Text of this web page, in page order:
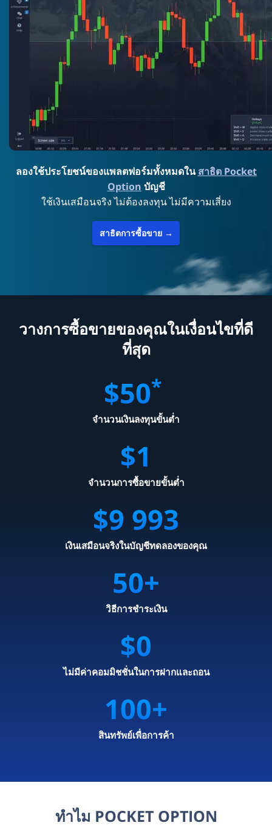
ลองใช้ประโยชน์ของแพลตฟอร์มทั้งหมดในสาธิต Pocket
Option บัญชี
ใช้เงินเสมือนจริง ไม่ต้องลงทุน ไม่มีความเสี่ยง
สาธิตการซื้อขาย →
วางการซื้อขายของคุณในเงื่อนไขที่ดี
ที่สุด
$50*
จำนวนเงินลงทุนขั้นต่ำ
$1
จำนวนการซื้อขายขั้นต่ำ
$9 999
เงินเสมือนจริงในบัญชีทดลองของคุณ
50+
วิธีการชำระเงิน
$0
ไม่มีค่าคอมมิชชั่นในการฝากและถอน
100+
สินทรัพย์เพื่อการค้า
ทำไม POCKET OPTION